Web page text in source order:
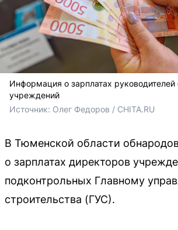
Информация о зарплатах руководителей
учреждений
Источник: Олег Федоров / CHITA.RU
В Тюменской области
о зарплатах директоров
подконтрольных Главному
строительства (ГУС).